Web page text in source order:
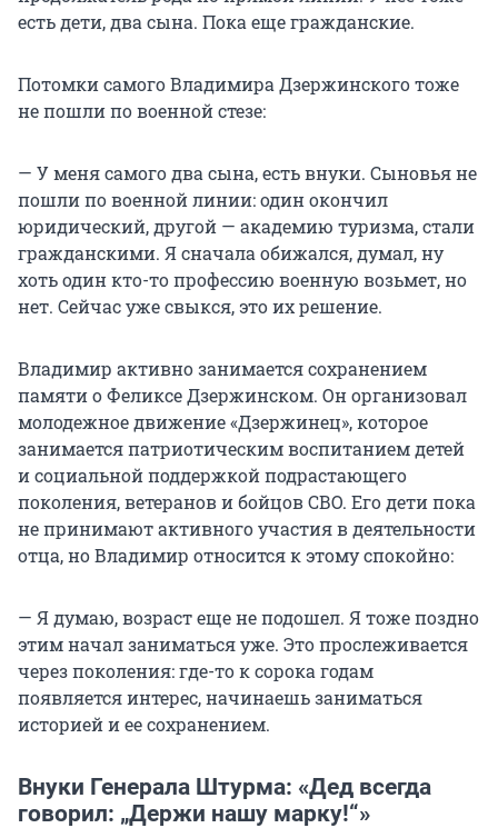
есть дети, два сына. Пока еще гражданские.
Потомки самого Владимира Дзержинского тоже
не пошли по военной стезе:
— У меня самого два сына, есть внуки. Сыновья не
пошли по военной линии: один окончил
юридический, другой — академию туризма, стали
гражданскими. Я сначала обижался, думал, ну
хоть один кто-то профессию военную возьмет, но
нет. Сейчас уже свыкся, это их решение.
Владимир активно занимается сохранением
памяти о Феликсе Дзержинском. Он организовал
молодежное движение «Дзержинец», которое
занимается патриотическим воспитанием детей
и социальной поддержкой подрастающего
поколения, ветеранов и бойцов СВО. Его дети пока
не принимают активного участия в деятельности
отца, но Владимир относится к этому спокойно:
— Я думаю, возраст еще не подошел. Я тоже поздно
этим начал заниматься уже. Это прослеживается
через поколения: где-то к сорока годам
появляется интерес, начинаешь заниматься
историей и ее сохранением.
Внуки Генерала Штурма: «Дед всегда
говорил: „Держи нашу марку!“»